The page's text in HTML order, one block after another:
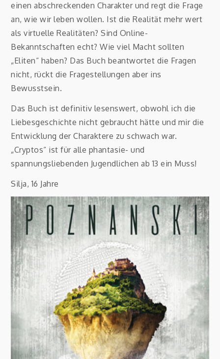
einen abschreckenden Charakter und regt die Frage
an, wie wir leben wollen. Ist die Realität mehr wert
als virtuelle Realitäten? Sind Online-
Bekanntschaften echt? Wie viel Macht sollten
„Eliten“ haben? Das Buch beantwortet die Fragen
nicht, rückt die Fragestellungen aber ins
Bewusstsein.
Das Buch ist definitiv lesenswert, obwohl ich die
Liebesgeschichte nicht gebraucht hätte und mir die
Entwicklung der Charaktere zu schwach war.
„Cryptos“ ist für alle phantasie- und
spannungsliebenden Jugendlichen ab 13 ein Muss!
Silja, 16 Jahre